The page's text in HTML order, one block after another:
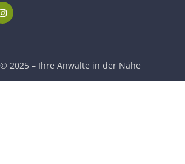
2025 – Ihre Anwälte in der Nähe